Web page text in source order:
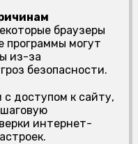
браузеры
программы могут
из-за
безопасности.
доступом к сайту,
интернет-